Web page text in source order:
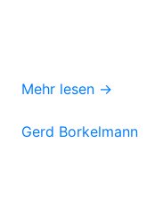
Mehr lesen →
Gerd Borkelmann